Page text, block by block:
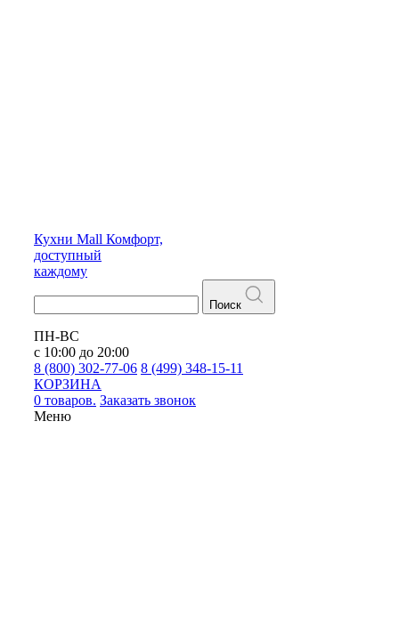
Кухни Mall Комфорт,
доступный
каждому
Поиск
ПН-ВС
с 10:00 до 20:00
8 (800) 302-77-06 8 (499) 348-15-11
КОРЗИНА
0 товаров. Заказать звонок
Меню